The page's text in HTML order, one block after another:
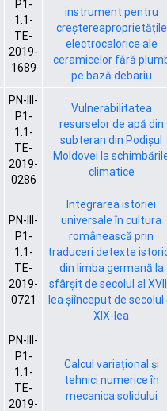
P1-
1.1-
TE-
2019-
1689
instrument pentru
creștereaproprietățile
electrocalorice ale
ceramicelor fără
pe bază debariu
PN-III-
P1-
1.1-
TE-
2019-
0286
Vulnerabilitatea
resurselor de apă din
subteran din Podișul
Moldovei la
climatice
PN-III-
P1-
1.1-
TE-
2019-
0721
Integrarea istoriei
universale în cultura
românească prin
traduceri detexte
din limba germană la
sfârşit de secolul al
lea şiînceput de secolul
XIX-lea
PN-III-
P1-
1.1-
TE-
2019-
Calcul variațional și
tehnici numerice în
mecanica solidului